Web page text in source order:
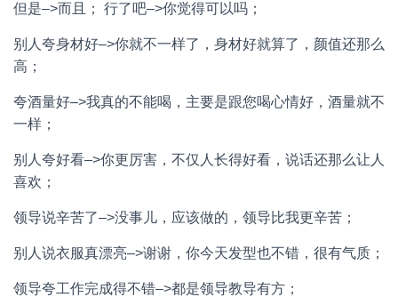
但是–>而且； 行了吧–>你觉得可以吗；
别人夸身材好–>你就不一样了，身材好就算了，颜值还那么
高；
夸酒量好–>我真的不能喝，主要是跟您喝心情好，酒量就不
一样；
别人夸好看–>你更厉害，不仅人长得好看，说话还那么让人
喜欢；
领导说辛苦了–>没事儿，应该做的，领导比我更辛苦；
别人说衣服真漂亮–>谢谢，你今天发型也不错，很有气质；
领导夸工作完成得不错–>都是领导教导有方；